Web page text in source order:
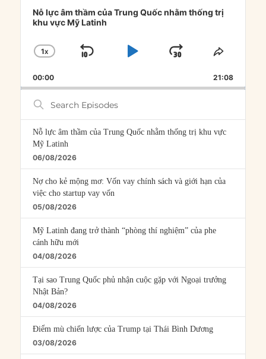
Player
Nỗ lực âm thầm của Trung Quốc nhằm thống trị
khu vực Mỹ Latinh
CHANGE
RATE
1X
SKIP
PLAYJUMP
FORWARD
SHARE
00:00 21:08
Search
Episodes
Nỗ lực âm thầm của Trung Quốc nhằm thống trị khu vực
Mỹ Latinh
06/08/2026
Nợ cho kẻ mộng mơ: Vốn vay chính sách và giới hạn của
việc cho startup vay vốn
05/08/2026
Mỹ Latinh đang trở thành “phòng thí nghiệm” của phe
cánh hữu mới
04/08/2026
Tại sao Trung Quốc phủ nhận cuộc gặp với Ngoại trưởng
Nhật Bản?
04/08/2026
Điểm mù chiến lược của Trump tại Thái Bình Dương
03/08/2026